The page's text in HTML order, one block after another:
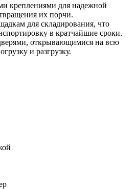
креплениями для надежной
их порчи.
для складирования, что
в кратчайшие сроки.
открывающимися на всю
и разгрузку.